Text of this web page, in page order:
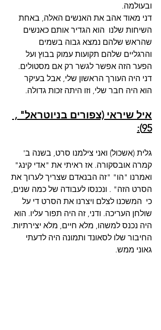
ובעולמה.
דני מאוד אהב את האנשים האלה, באחת
השיחות שלנו  הוא הגדיר אותם כאנשים
שהראש שלהם נמצא גבוה בשמים
והרגליים שלהם תקועות עמוק בבוץ ועל
הפער הזה אפשר לגשר רק אם מסטולים.
דני היה העורך הראשון שלי, אבל בעיקר
הוא היה חבר שלי, וזו היתה זכות גדולה.
איל שיראי (צפורים בניוטראל" ,
95):
גלית (אשכול) ואני צילמנו סרט, בשנה ב'
קמרה אובסקורה. אז ראיתי את "אדי קינג"
ואמרנו "הו" "זה הבנאדם שצריך לערוך את
הסרט הזה" . ונכנסו לעבודה של כמה שנים,
כי  המשכנו לצלם ויצרנו את הסרט די על
שולחן העריכה. ודני, זה היה תפור עליו. הוא
היה נכנס למשהו, מלא חיים, מלא יצירתיות.
החיבור שלו לסאונד ותמונה היה לדעתי
גאוני ממש.